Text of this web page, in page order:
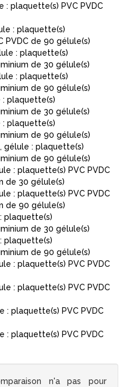
: plaquette(s) PVC PVDC
: plaquette(s)
PVDC de 90 gélule(s)
: plaquette(s)
de 30 gélule(s)
: plaquette(s)
de 90 gélule(s)
: plaquette(s)
de 30 gélule(s)
: plaquette(s)
de 90 gélule(s)
gélule : plaquette(s)
de 90 gélule(s)
: plaquette(s) PVC PVDC
de 30 gélule(s)
: plaquette(s) PVC PVDC
de 90 gélule(s)
plaquette(s)
de 30 gélule(s)
plaquette(s)
de 90 gélule(s)
: plaquette(s) PVC PVDC
: plaquette(s) PVC PVDC
: plaquette(s) PVC PVDC
: plaquette(s) PVC PVDC
n'a pas pour